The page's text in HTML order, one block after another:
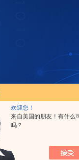
欢迎您！
来自美国的朋友！有什么
吗？